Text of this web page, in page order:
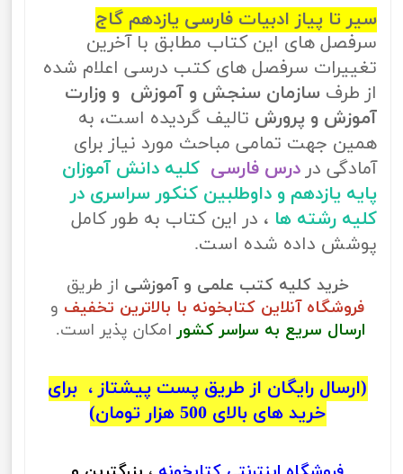
سیر تا پیاز ادبیات فارسی یازدهم گاج
سرفصل های این کتاب مطابق با آخرین
تغییرات سرفصل های کتب درسی اعلام شده
از طرف سازمان سنجش و آموزش و وزارت
آموزش و پرورش تالیف گردیده است، به
همین جهت تمامی مباحث مورد نیاز برای
آمادگی در درس فارسی کلیه دانش آموزان
پایه یازدهم و داوطلبین کنکور سراسری در
کلیه رشته ها ، در این کتاب به طور کامل
پوشش داده شده است.
خرید کلیه کتب علمی و آموزشی از طریق
فروشگاه آنلاین کتابخونه با بالاترین تخفیف و
ارسال سریع به سراسر کشور امکان پذیر است.
(ارسال رایگان از طریق پست پیشتاز ، برای
خرید های بالای 500 هزار تومان)